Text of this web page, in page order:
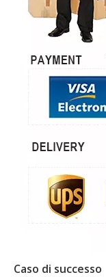
Caso di successo